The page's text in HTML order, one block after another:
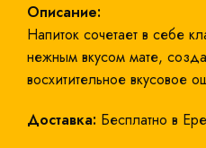
Описание:
Напиток сочетает в себе
нежным вкусом мате,
восхитительное вкусовое
Доставка: Бесплатно в